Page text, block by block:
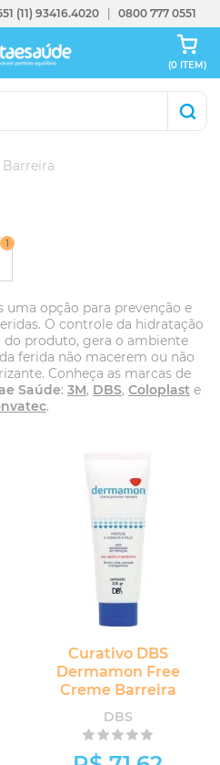
(11) 93416.4020 0800 777 0551
(0 ITEM)
1
uma opção para prevenção e
O controle da hidratação
do produto, gera o ambiente
ferida não macerem ou não
Conheça as marcas de
Saúde: 3M, DBS, Coloplast e
.
Curativo DBS
Dermamon Free
Creme Barreira
DBS